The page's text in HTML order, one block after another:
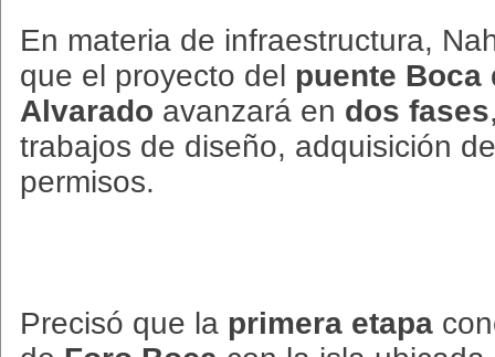
En materia de infraestructura,
que el proyecto del puente Boca
Alvarado avanzará en dos fases
trabajos de diseño, adquisición
permisos.
Precisó que la primera etapa